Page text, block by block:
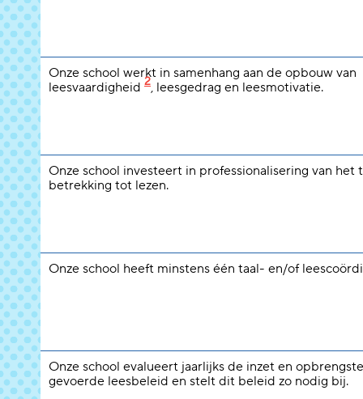
Onze school werkt in samenhang aan de opbouw van
leesvaardigheid 2, leesgedrag en leesmotivatie.
Onze school investeert in professionalisering van het
betrekking tot lezen.
Onze school heeft minstens één taal- en/of
Onze school evalueert jaarlijks de inzet en
gevoerde leesbeleid en stelt dit beleid zo nodig bij.